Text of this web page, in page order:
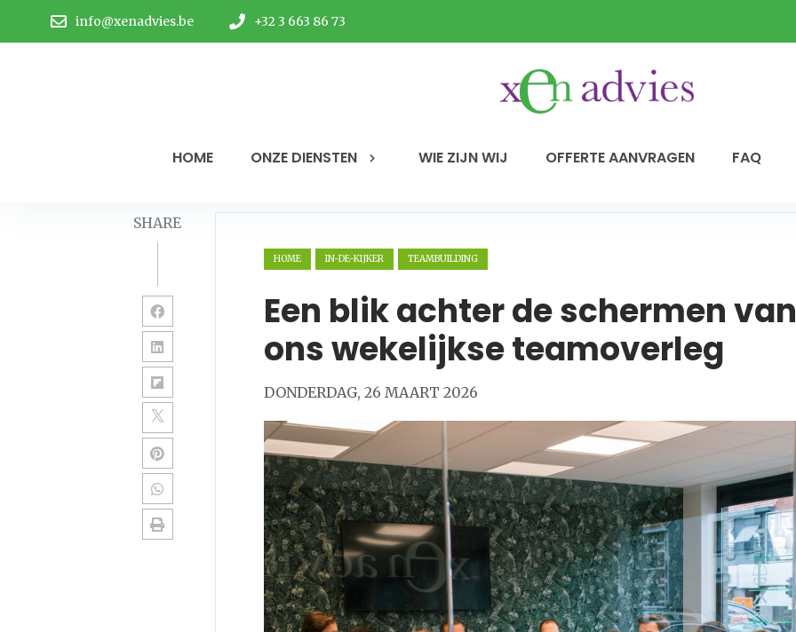
info@xenadvies.be +32 3 663 86 73
HOME ONZE DIENSTEN WIE ZIJN WIJ OFFERTE AANVRAGEN FAQ
SHARE
HOME IN-DE-KIJKER TEAMBUILDING
Een blik achter de schermen van
ons wekelijkse teamoverleg
DONDERDAG, 26 MAART 2026